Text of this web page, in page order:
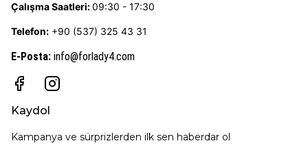
Çalışma Saatleri:09:30 - 17:30
Telefon: +90 (537) 325 43 31
E-Posta: info@forlady4.com
Kaydol
Kampanya ve sürprizlerden ilk sen haberdar ol